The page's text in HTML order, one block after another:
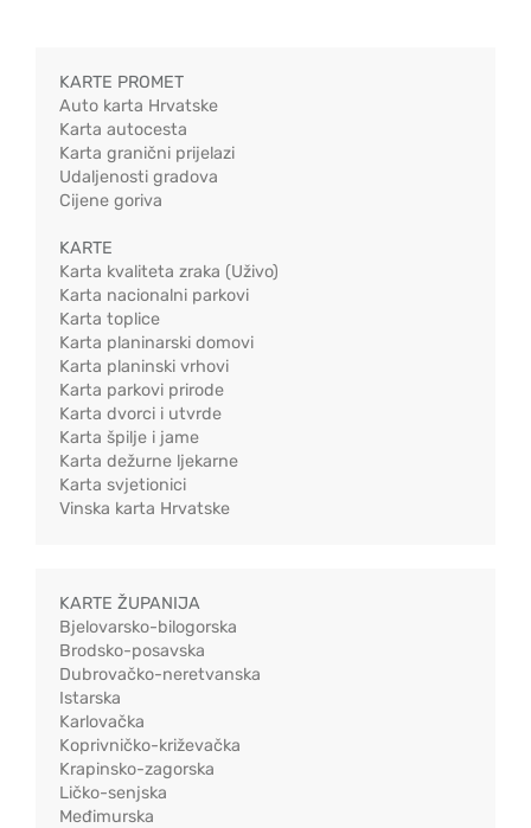
KARTE PROMET
Auto karta Hrvatske
Karta autocesta
Karta granični prijelazi
Udaljenosti gradova
Cijene goriva
KARTE
Karta kvaliteta zraka (Uživo)
Karta nacionalni parkovi
Karta toplice
Karta planinarski domovi
Karta planinski vrhovi
Karta parkovi prirode
Karta dvorci i utvrde
Karta špilje i jame
Karta dežurne ljekarne
Karta svjetionici
Vinska karta Hrvatske
KARTE ŽUPANIJA
Bjelovarsko-bilogorska
Brodsko-posavska
Dubrovačko-neretvanska
Istarska
Karlovačka
Koprivničko-križevačka
Krapinsko-zagorska
Ličko-senjska
Međimurska